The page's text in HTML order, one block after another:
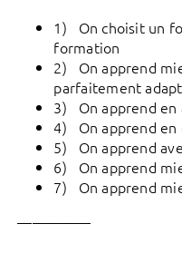
1) On choisit un
formation
2) On apprend
parfaitement
3) On apprend en
4) On apprend en
5) On apprend
6) On apprend
7) On apprend
—————